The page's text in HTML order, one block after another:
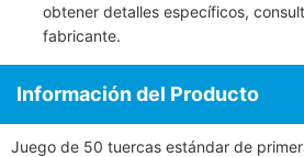
obtener detalles específicos,
fabricante.
Información del Producto
Juego de 50 tuercas estándar de